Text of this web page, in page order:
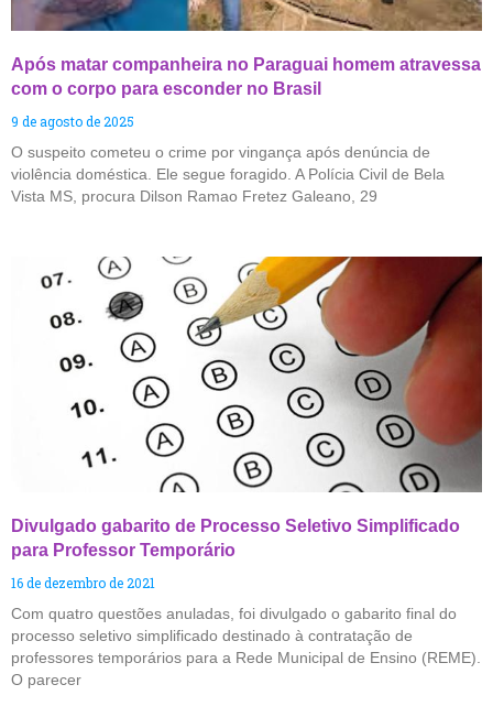
Após matar companheira no Paraguai homem atravessa
com o corpo para esconder no Brasil
9 de agosto de 2025
O suspeito cometeu o crime por vingança após denúncia de
violência doméstica. Ele segue foragido. A Polícia Civil de Bela
Vista MS, procura Dilson Ramao Fretez Galeano, 29
Divulgado gabarito de Processo Seletivo Simplificado
para Professor Temporário
16 de dezembro de 2021
Com quatro questões anuladas, foi divulgado o gabarito final do
processo seletivo simplificado destinado à contratação de
professores temporários para a Rede Municipal de Ensino (REME).
O parecer